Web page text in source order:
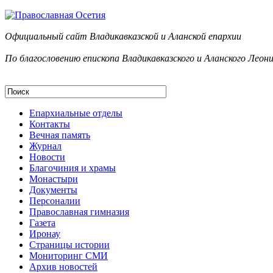
Официальный сайт Владикавказской и Аланской епархии
По благословению епископа Владикавказского и Аланского
Епархиальные отделы
Контакты
Вечная память
Журнал
Новости
Благочиния и храмы
Монастыри
Документы
Персоналии
Православная гимназия
Газета
Иронау
Страницы истории
Мониторинг СМИ
Архив новостей